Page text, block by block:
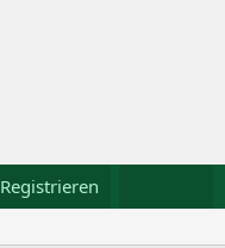
Kalender
Registrieren